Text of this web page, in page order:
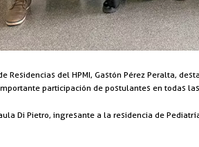
Residencias del HPMI, Gastón Pérez Peralta,
participación de postulantes en todas
Di Pietro, ingresante a la residencia de